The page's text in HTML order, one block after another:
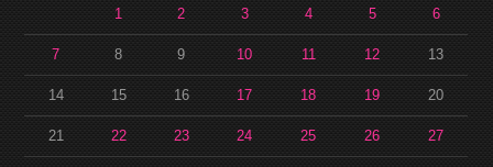
1 2 3 4 5 6
7 8 9 10 11 12 13
14 15 16 17 18 19 20
21 22 23 24 25 26 27